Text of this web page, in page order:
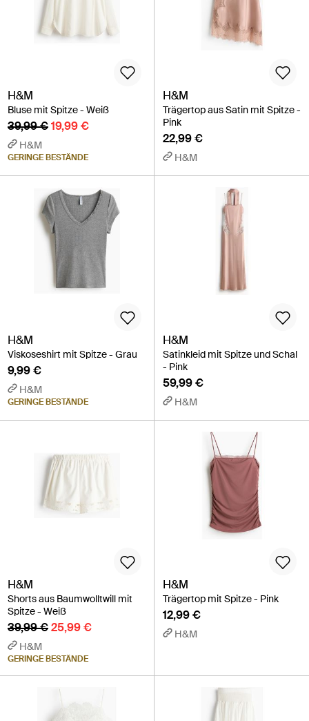
H&M
Bluse mit Spitze - Weiß
39,99 €19,99 €
H&M
GERINGE BESTÄNDE
H&M
Trägertop aus Satin mit Spitze -
Pink
22,99 €
H&M
H&M
Viskoseshirt mit Spitze - Grau
9,99 €
H&M
GERINGE BESTÄNDE
H&M
Satinkleid mit Spitze und Schal
- Pink
59,99 €
H&M
H&M
Shorts aus Baumwolltwill mit
Spitze - Weiß
39,99 €25,99 €
H&M
GERINGE BESTÄNDE
H&M
Trägertop mit Spitze - Pink
12,99 €
H&M